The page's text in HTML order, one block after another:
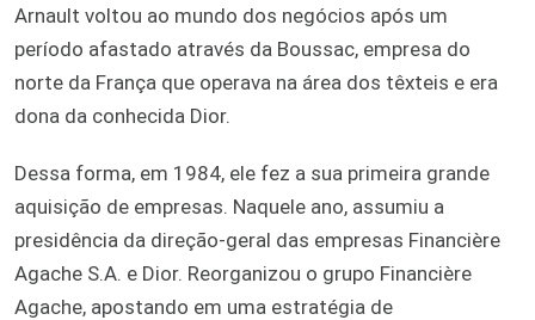
Arnault voltou ao mundo dos negócios após um
período afastado através da Boussac, empresa do
norte da França que operava na área dos têxteis e era
dona da conhecida Dior.
Dessa forma, em 1984, ele fez a sua primeira grande
aquisição de empresas. Naquele ano, assumiu a
presidência da direção-geral das empresas Financière
Agache S.A. e Dior. Reorganizou o grupo Financière
Agache, apostando em uma estratégia de